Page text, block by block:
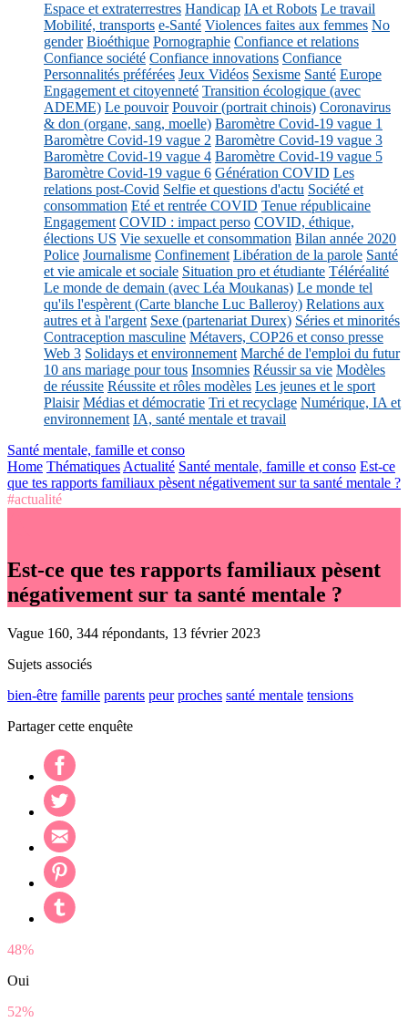
Espace et extraterrestres Handicap IA et Robots Le travail
Mobilité, transports e-Santé Violences faites aux femmes No
gender Bioéthique Pornographie Confiance et relations
Confiance société Confiance innovations Confiance
Personnalités préférées Jeux Vidéos Sexisme Santé Europe
Engagement et citoyenneté Transition écologique (avec
ADEME) Le pouvoir Pouvoir (portrait chinois) Coronavirus
& don (organe, sang, moelle) Baromètre Covid-19 vague 1
Baromètre Covid-19 vague 2 Baromètre Covid-19 vague 3
Baromètre Covid-19 vague 4 Baromètre Covid-19 vague 5
Baromètre Covid-19 vague 6 Génération COVID Les
relations post-Covid Selfie et questions d'actu Société et
consommation Eté et rentrée COVID Tenue républicaine
Engagement COVID : impact perso COVID, éthique,
élections US Vie sexuelle et consommation Bilan année 2020
Police Journalisme Confinement Libération de la parole Santé
et vie amicale et sociale Situation pro et étudiante Téléréalité
Le monde de demain (avec Léa Moukanas) Le monde tel
qu'ils l'espèrent (Carte blanche Luc Balleroy) Relations aux
autres et à l'argent Sexe (partenariat Durex) Séries et minorités
Contraception masculine Métavers, COP26 et conso presse
Web 3 Solidays et environnement Marché de l'emploi du futur
10 ans mariage pour tous Insomnies Réussir sa vie Modèles
de réussite Réussite et rôles modèles Les jeunes et le sport
Plaisir Médias et démocratie Tri et recyclage Numérique, IA et
environnement IA, santé mentale et travail
Santé mentale, famille et conso
Home Thématiques Actualité Santé mentale, famille et conso Est-ce
que tes rapports familiaux pèsent négativement sur ta santé mentale ?
#actualité
Est-ce que tes rapports familiaux pèsent
négativement sur ta santé mentale ?
Vague 160, 344 répondants, 13 février 2023
Sujets associés
bien-être famille parents peur proches santé mentale tensions
Partager cette enquête
48%
Oui
52%